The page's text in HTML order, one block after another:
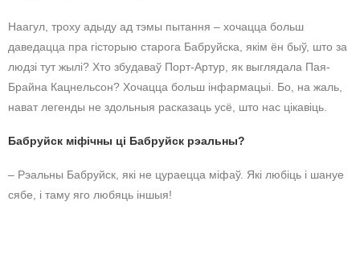
Наагул, троху адыду ад тэмы пытання – хочацца больш
даведацца пра гісторыю старога Бабруйска, якім ён быў, што за
людзі тут жылі? Хто збудаваў Порт-Артур, як выглядала Пая-
Брайна Кацнельсон? Хочацца больш інфармацыі. Бо, на жаль,
нават легенды не здольныя расказаць усё, што нас цікавіць.
Бабруйск міфічны ці Бабруйск рэальны?
– Рэальны Бабруйск, які не цураецца міфаў. Які любіць і шануе
сябе, і таму яго любяць іншыя!